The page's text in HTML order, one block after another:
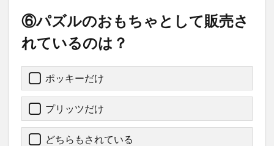
⑥パズルのおもちゃとして販売さ
れているのは？
ポッキーだけ
プリッツだけ
どちらもされている